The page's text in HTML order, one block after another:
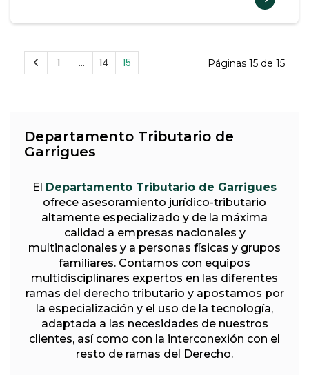
Páginas 15 de 15
1 … 14 15
Departamento Tributario de
Garrigues
El Departamento Tributario de Garrigues
ofrece asesoramiento jurídico-tributario
altamente especializado y de la máxima
calidad a empresas nacionales y
multinacionales y a personas físicas y grupos
familiares. Contamos con equipos
multidisciplinares expertos en las diferentes
ramas del derecho tributario y apostamos por
la especialización y el uso de la tecnología,
adaptada a las necesidades de nuestros
clientes, así como con la interconexión con el
resto de ramas del Derecho.